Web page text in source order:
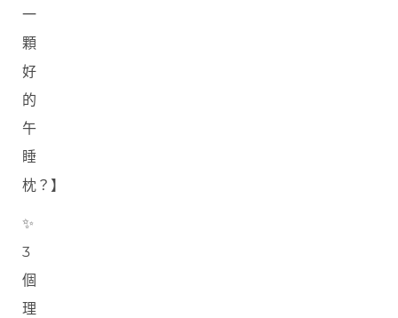
一
顆
好
的
午
睡
枕？】
✨
3
個
理